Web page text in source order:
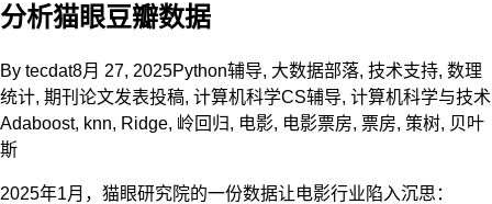
分析猫眼豆瓣数据
By tecdat8月 27, 2025Python辅导, 大数据部落, 技术支持, 数理
统计, 期刊论文发表投稿, 计算机科学CS辅导, 计算机科学与技术
Adaboost, knn, Ridge, 岭回归, 电影, 电影票房, 票房, 策树, 贝叶
斯
2025年1月，猫眼研究院的一份数据让电影行业陷入沉思：